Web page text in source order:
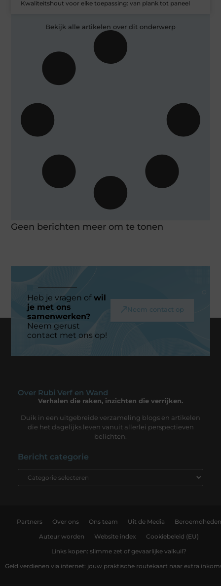
Kwaliteitshout voor elke toepassing: van plank tot paneel
Bekijk alle artikelen over dit onderwerp
Geen berichten meer om te tonen
Heb je vragen ofwil
je met ons
samenwerken?
Neem gerust
contact met ons op!
Neem contact op
Over Rubi Verf en Wand
Verhalen die raken, inzichten die verrijken.
Duik in een uitgebreide verzameling blogs en artikelen
die het dagelijks leven vanuit allerlei perspectieven
belichten.
Bericht categorie
Partners Over ons Ons team Uit de Media Beroemdheden
Auteur worden Website index Cookiebeleid (EU)
Links kopen: slimme zet of gevaarlijke valkuil?
Geld verdienen via internet: jouw praktische routekaart naar extra